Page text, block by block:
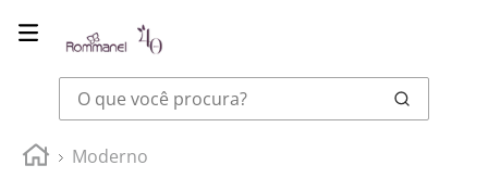
O que você procura?
Moderno